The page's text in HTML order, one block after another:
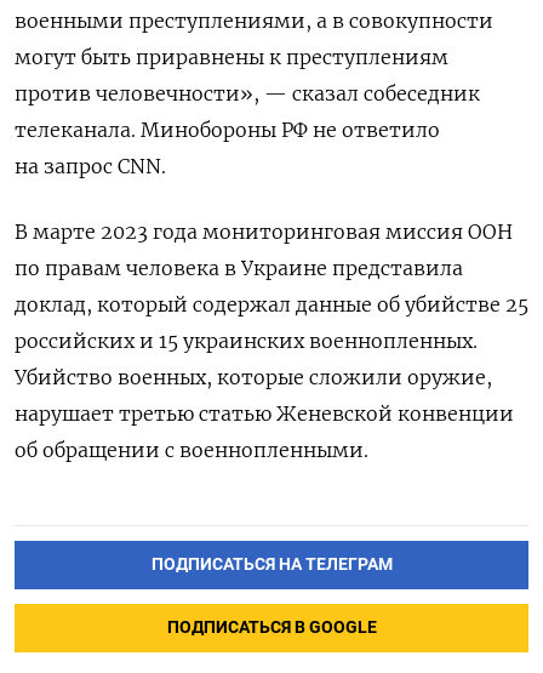
военными преступлениями, а в совокупности
могут быть приравнены к преступлениям
против человечности», — сказал собеседник
телеканала. Минобороны РФ не ответило
на запрос CNN.
В марте 2023 года мониторинговая миссия ООН
по правам человека в Украине представила
доклад, который содержал данные об убийстве 25
российских и 15 украинских военнопленных.
Убийство военных, которые сложили оружие,
нарушает третью статью Женевской конвенции
об обращении с военнопленными.
ПОДПИСАТЬСЯ НА ТЕЛЕГРАМ
ПОДПИСАТЬСЯ В GOOGLE